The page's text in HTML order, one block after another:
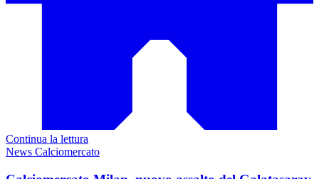
Continua la lettura
News Calciomercato